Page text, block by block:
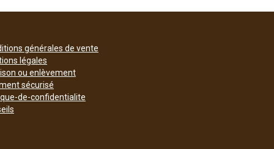
générales de vente
légales
ou enlèvement
sécurisé
de-confidentialite